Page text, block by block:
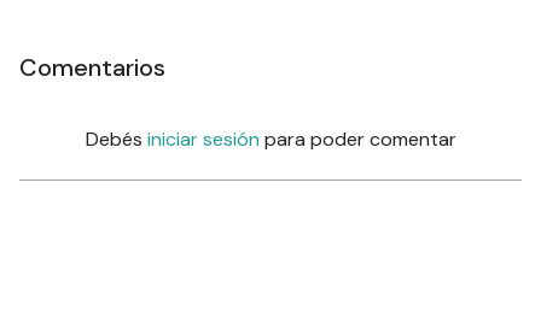
Comentarios
Debés iniciar sesión para poder comentar